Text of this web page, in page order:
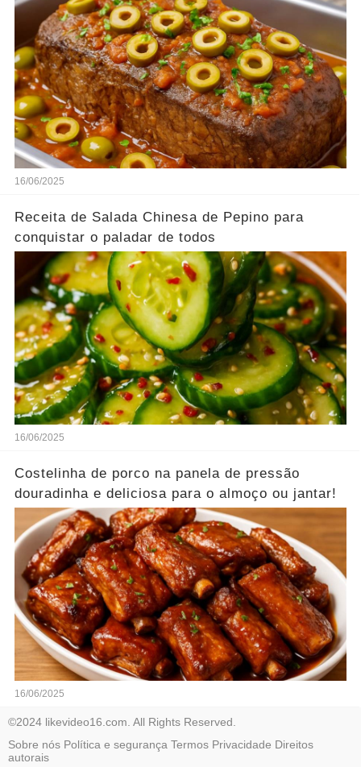
16/06/2025
Receita de Salada Chinesa de Pepino para
conquistar o paladar de todos
16/06/2025
Costelinha de porco na panela de pressão
douradinha e deliciosa para o almoço ou jantar!
16/06/2025
©2024 likevideo16.com. All Rights Reserved.
Sobre nós Política e segurança Termos Privacidade Direitos
autorais